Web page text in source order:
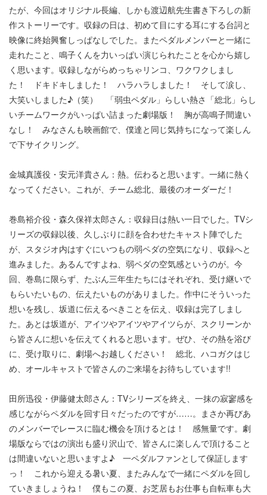
たが、今回はオリジナル長編、しかも渡辺航先生書き下ろしの新
作ストーリーです。収録の日は、初めて目にする耳にする台詞と
映像に終始興奮しっぱなしでした。またペダルメンバーと一緒に
走れたこと、鳴子くんを力いっぱい演じられたことを心から嬉し
く思います。収録しながらめっちゃリンコ、ワクワクしまし
た！ ドキドキしました！ ハラハラしました！ そして涙し、
大笑いしました♪（笑） 「弱虫ペダル」らしい熱さ「総北」らし
いチームワークがいっぱい詰まった劇場版！ 胸が高鳴子間違い
なし！ みなさんも映画館で、僕達と同じ気持ちになって楽しん
で下サイクリング。
金城真護役・安元洋貴さん：熱。伝わると思います。一緒に熱く
なってください。これが、チーム総北、最後のオーダーだ！
巻島裕介役・森久保祥太郎さん：収録日は熱い一日でした。TVシ
リーズの収録以後、久しぶりに顔を合わせたキャスト陣でした
が、スタジオ内はすぐにいつもの弱ペダの空気になり、収録へと
進みました。あるんですよね、弱ペダの空気感というのが。今
回、巻島に限らず、たぶん三年生たちにはそれぞれ、受け継いで
もらいたいもの、伝えたいものがありました。作中にそういった
想いを残し、坂道に伝えるべきことを伝え、収録は完了しまし
た。あとは坂道が、アイツやアイツやアイツらが、スクリーンか
ら皆さんに想いを伝えてくれると思います。ぜひ、その熱を浴び
に、受け取りに、劇場へお越しください！ 総北、ハコガクはじ
め、オールキャストで皆さんのご来場をお待ちしています!!
田所迅役・伊藤健太郎さん：TVシリーズを終え、一抹の寂寥感を
感じながらペダルを回す日々だったのですが……。まさか再びあ
のメンバーでレースに臨む機会を頂けるとは！ 感無量です。劇
場版ならではの演出も盛り沢山で、皆さんに楽しんで頂けること
は間違いないと思いますよ♪ 一ペダルファンとして保証します
っ！ これから迎える暑い夏、またみんなで一緒にペダルを回し
ていきましょうね！ 僕もこの夏、お芝居もお仕事も自転車も大